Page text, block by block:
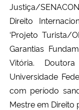
Justiça/
Direito
‘Projeto Turista/
Garantias
Vitória.
Universidade
com período
Mestre em Direito